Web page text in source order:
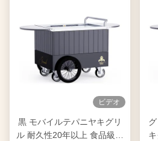
ビデオ
黒 モバイルテパニヤキグリ
ル 耐久性20年以上 食品級板